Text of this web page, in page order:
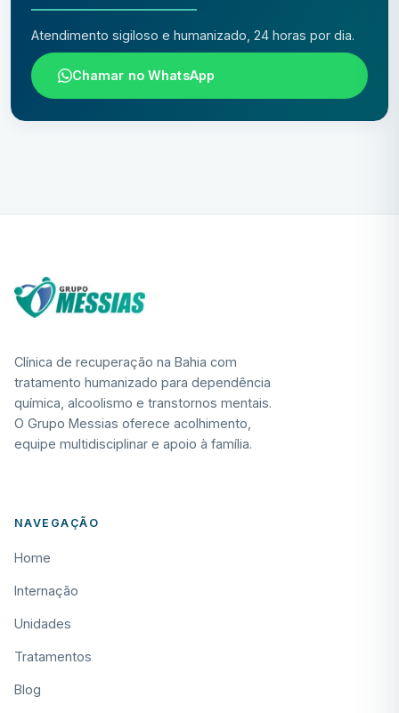
Atendimento sigiloso e humanizado, 24 horas por dia.
Chamar no WhatsApp
Clínica de recuperação na Bahia com
tratamento humanizado para dependência
química, alcoolismo e transtornos mentais.
O Grupo Messias oferece acolhimento,
equipe multidisciplinar e apoio à família.
NAVEGAÇÃO
Home
Internação
Unidades
Tratamentos
Blog